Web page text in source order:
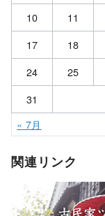
10
11
17
18
24
25
31
« 7月
関連リンク